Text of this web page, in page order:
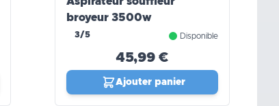
broyeur 3500w
3/5 Disponible
45,99 €
Ajouter panier